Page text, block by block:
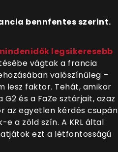
bennfentes szerint.
legsikeresebb
vágtak a francia
valószínűleg –
lesz faktor. Tehát, amikor
és a FaZe sztárjait, azaz
az egyetlen kérdés csupán
a zöld szín. A KRL által
ezt a létfontosságú